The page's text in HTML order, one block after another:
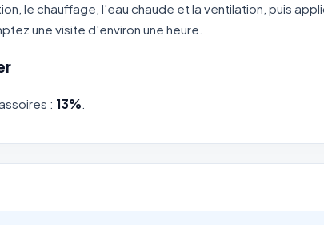
le chauffage, l'eau chaude et la ventilation, puis
une visite d'environ une heure.
: 13%